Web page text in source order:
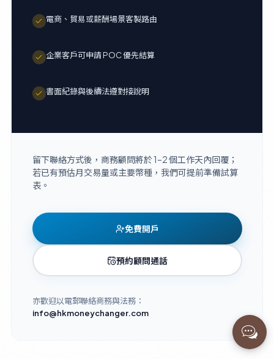
電商、貿易或薪酬場景客製路由
企業客戶可申請 POC 優先結算
書面紀錄與後續法遵對接說明
留下聯絡方式後，商務顧問將於 1–2 個工作天內回覆；
若已有預估月交易量或主要幣種，我們可提前準備試算
表。
免費開戶
預約顧問通話
亦歡迎以電郵聯絡商務與法務：
info@hkmoneychanger.com